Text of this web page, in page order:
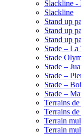
Slackline -
Slackline
Stand up
Stand up
Stand up
Stade –
Stade
Stade –
Stade –
Stade –
Stade –
Terrains
Terrains
Terrain
Terrain